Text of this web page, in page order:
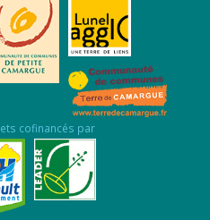
cofinancés par